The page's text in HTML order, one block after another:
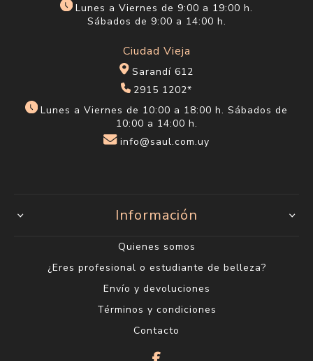
Lunes a Viernes de 9:00 a 19:00 h.
Sábados de 9:00 a 14:00 h.
Ciudad Vieja
Sarandí 612
2915 1202*
Lunes a Viernes de 10:00 a 18:00 h. Sábados de
10:00 a 14:00 h.
info@saul.com.uy
Información
Quienes somos
¿Eres profesional o estudiante de belleza?
Envío y devoluciones
Términos y condiciones
Contacto